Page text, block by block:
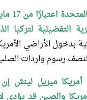
التفضيلية لتركيا
بدخول الأراضي
رسوم واردات الصلب
ميريل لينش
والصين قد يؤدي